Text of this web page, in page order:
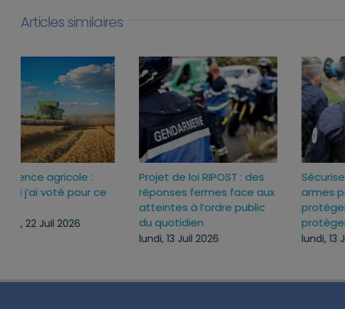
Articles similaires
Loi d’urgence agricole :
pourquoi j’ai voté pour ce
mercredi, 22 Juil 2026
Projet de loi RIPOST : des
réponses fermes face aux
atteintes à l’ordre public
du quotidien
lundi, 13 Juil 2026